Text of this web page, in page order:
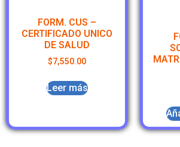
FORM. CUS –
CERTIFICADO UNICO
DE SALUD
$7,550.00
Leer más